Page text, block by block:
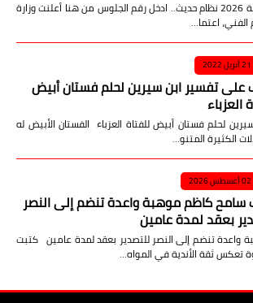
رابط نتيجة الثانوية العامة 2026 نظام حديث.. ادخل رقم الجلوس من هنا أعلنت وزارة
الفني، اعتما…
21 أبريل 2022
على تفسير ابن سيرين لحلم فستان أبيض
العزباء
لحلم فستان أبيض للفتاة العزباء الفستان الأبيض له
الكثيرة المتنو…
02 أغسطس 2026
كاظم موهبة واعدة تنضم إلى النصر
بعقد لمدة عامين
تنضم إلى النصر للتصدير بعقد لمدة عامين كتبت
ثقة الأندية في المواه…